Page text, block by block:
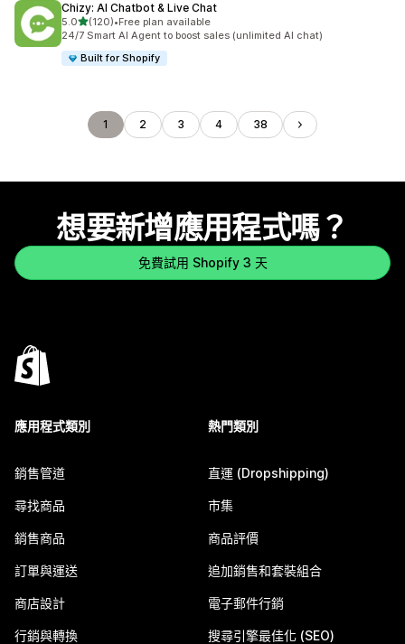
Chizy: AI Chatbot & Live Chat
5.0滿分 5 顆星
(120)
共有 120 則評價
•Free plan available
24/7 Smart AI Agent to boost sales (unlimited AI chat)
Built for Shopify
1 2 3 4 38
想要新增應用程式嗎？
免費試用 Shopify 3 天
應用程式類別
銷售管道
尋找商品
銷售商品
訂單與運送
商店設計
行銷與轉換
熱門類別
直運 (Dropshipping)
市集
商品評價
追加銷售和套裝組合
電子郵件行銷
搜尋引擎最佳化 (SEO)